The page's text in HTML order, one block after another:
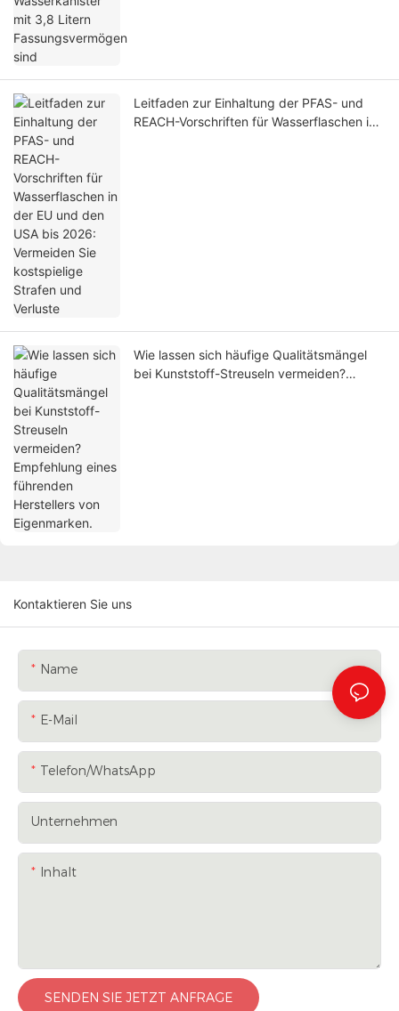
Leitfaden zur Einhaltung der PFAS- und
REACH-Vorschriften für Wasserflaschen in
Wie lassen sich häufige Qualitätsmängel
bei Kunststoff-Streuseln vermeiden?
Kontaktieren Sie uns
Name
E-Mail
Telefon/WhatsApp
Unternehmen
Inhalt
SENDEN SIE JETZT ANFRAGE